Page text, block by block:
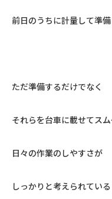
前日のうちに計量して準備
ただ準備するだけでなく
それらを台車に載せてス
日々の作業のしやすさが
しっかりと考えられてい